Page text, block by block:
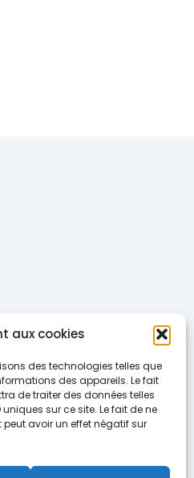
aux cookies
des technologies telles que
des appareils. Le fait
de traiter des données telles
sur ce site. Le fait de ne
avoir un effet négatif sur